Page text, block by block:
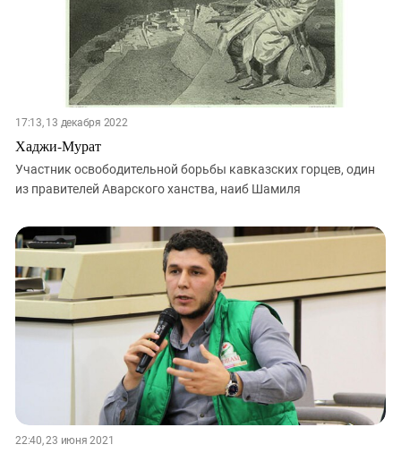
17:13, 13 декабря 2022
Хаджи-Мурат
Участник освободительной борьбы кавказских горцев, один
из правителей Аварского ханства, наиб Шамиля
22:40, 23 июня 2021